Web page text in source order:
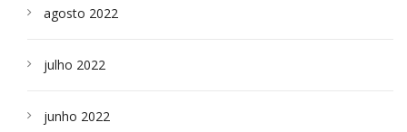
agosto 2022
julho 2022
junho 2022